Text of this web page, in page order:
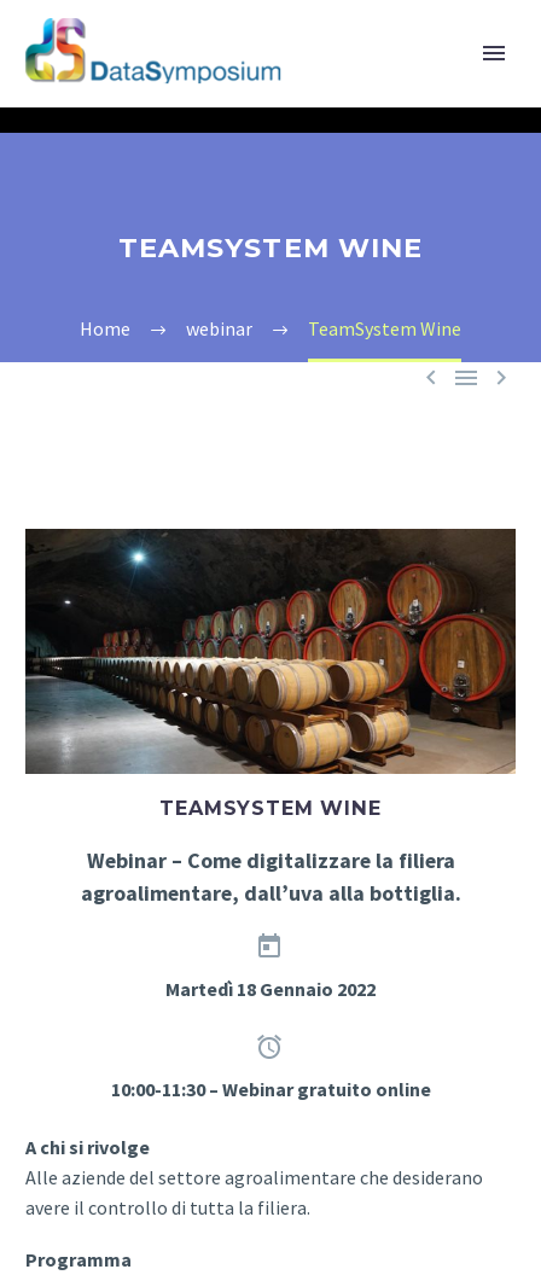
TEAMSYSTEM WINE
Home webinar TeamSystem Wine
  
TEAMSYSTEM WINE
Webinar – Come digitalizzare la filiera
agroalimentare, dall’uva alla bottiglia.


Martedì 18 Gennaio 2022


10:00-11:30 – Webinar gratuito online
A chi si rivolge
Alle aziende del settore agroalimentare che desiderano
avere il controllo di tutta la filiera.
Programma